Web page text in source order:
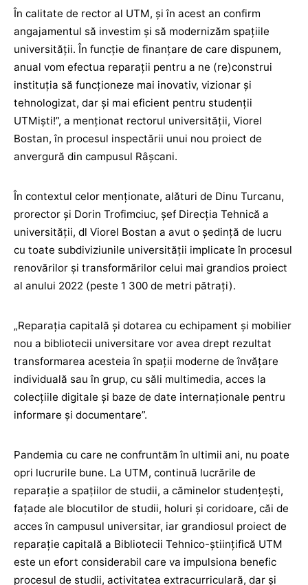
În calitate de rector al UTM, și în acest an confirm
angajamentul să investim și să modernizăm spațiile
universității. În funcție de finanţare de care dispunem,
anual vom efectua reparaţii pentru a ne (re)construi
instituția să funcționeze mai inovativ, vizionar și
tehnologizat, dar şi mai eficient pentru studenții
UTMiști!”, a menționat rectorul universității, Viorel
Bostan, în procesul inspectării unui nou proiect de
anvergură din campusul Râșcani.
În contextul celor menționate, alături de Dinu Turcanu,
prorector și Dorin Trofimciuc, șef Direcția Tehnică a
universității, dl Viorel Bostan a avut o ședință de lucru
cu toate subdiviziunile universității implicate în procesul
renovărilor și transformărilor celui mai grandios proiect
al anului 2022 (peste 1 300 de metri pătrați).
„Reparația capitală și dotarea cu echipament și mobilier
nou a bibliotecii universitare vor avea drept rezultat
transformarea acesteia în spații moderne de învățare
individuală sau în grup, cu săli multimedia, acces la
colecțiile digitale și baze de date internaționale pentru
informare și documentare”.
Pandemia cu care ne confruntăm în ultimii ani, nu poate
opri lucrurile bune. La UTM, continuă lucrările de
reparaţie a spaţiilor de studii, a căminelor studențești,
fațade ale blocutilor de studii, holuri și coridoare, căi de
acces în campusul universitar, iar grandiosul proiect de
reparație capitală a Bibliotecii Tehnico-ştiinţifică UTM
este un efort considerabil care va impulsiona benefic
procesul de studii, activitatea extracurriculară, dar și